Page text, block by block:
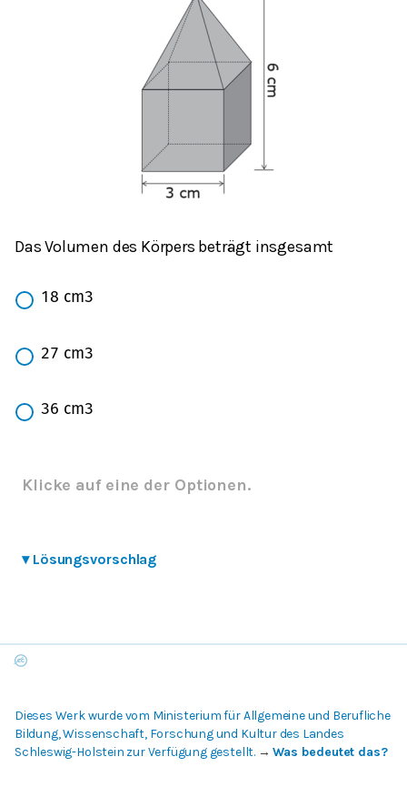
Das Volumen des Körpers beträgt insgesamt
18 cm3
27 cm3
36 cm3
Klicke auf eine der Optionen.
▾ Lösungsvorschlag
Dieses Werk wurde vom Ministerium für Allgemeine und Berufliche
Bildung, Wissenschaft, Forschung und Kultur des Landes
Schleswig-Holstein zur Verfügung gestellt.→Was bedeutet das?